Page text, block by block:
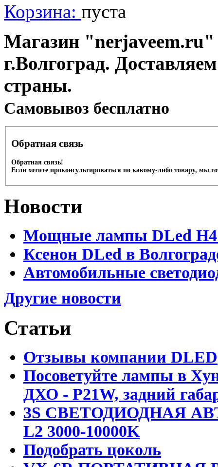
Корзина: пуста
Магазин "nerjaveem.ru"
г.Волгоград.
страны.
Cамовывоз бесплатно
Обратная связь
Обратная связь!
Если хотите проконсультироваться по какому-либо товару, мы
Новости
Мощные лампы DLed H4
Ксенон DLed в
Автомобильные
Другие новости
Статьи
Отзывы компании DLED
Посоветуйте лампы в
ДХО - P21W, задний
3S СВЕТОДИОДНАЯ
L2 3000-10000K
Подобрать цоколь